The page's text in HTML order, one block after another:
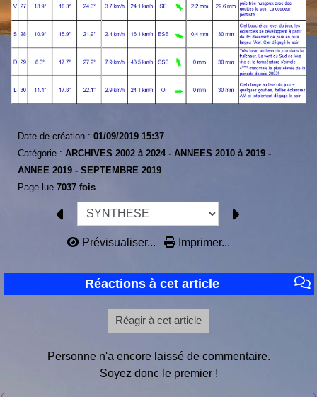
Date de création : 01/09/2019 15:37
Catégorie : ARCHIVES 2002 à 2024 - ANNEES 2010 à 2019 -
ANNEE 2019 - SEPTEMBRE 2019
Page lue 7037 fois
Prévisualiser... Imprimer...
Réactions à cet article
Réagir à cet article
Personne n'a encore laissé de commentaire.
Soyez donc le premier !